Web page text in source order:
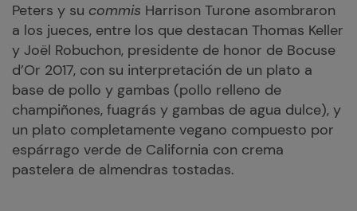
Peters y su commis Harrison Turone asombraron
a los jueces, entre los que destacan Thomas Keller
y Joël Robuchon, presidente de honor de Bocuse
d’Or 2017, con su interpretación de un plato a
base de pollo y gambas (pollo relleno de
champiñones, fuagrás y gambas de agua dulce), y
un plato completamente vegano compuesto por
espárrago verde de California con crema
pastelera de almendras tostadas.